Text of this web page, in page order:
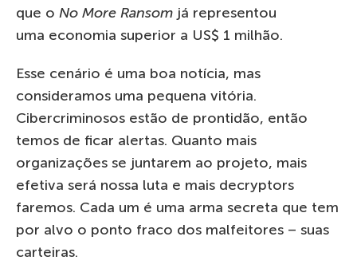
que o No More Ransom já representou
uma economia superior a US$ 1 milhão.
Esse cenário é uma boa notícia, mas
consideramos uma pequena vitória.
Cibercriminosos estão de prontidão, então
temos de ficar alertas. Quanto mais
organizações se juntarem ao projeto, mais
efetiva será nossa luta e mais decryptors
faremos. Cada um é uma arma secreta que tem
por alvo o ponto fraco dos malfeitores – suas
carteiras.